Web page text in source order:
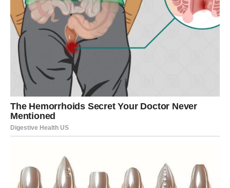
najpotrebnija
U trenucima kada budete sumnjali u svoje odluke, upravo
će porodica biti vaš oslonac. Njihove reči i saveti pomoći
će vam da sagledate situaciju iz drugačijeg ugla.